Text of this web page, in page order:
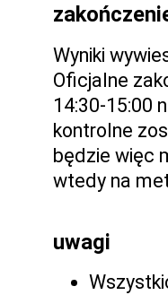
Wyniki
Oficjalne
14:30-15:00
kontrolne
będzie więc
wtedy na
uwagi